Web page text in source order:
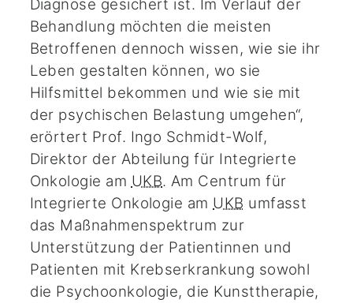
Diagnose gesichert ist. Im Verlauf der
Behandlung möchten die meisten
Betroffenen dennoch wissen, wie sie ihr
Leben gestalten können, wo sie
Hilfsmittel bekommen und wie sie mit
der psychischen Belastung umgehen“,
erörtert Prof. Ingo Schmidt-Wolf,
Direktor der Abteilung für Integrierte
Onkologie am UKB. Am Centrum für
Integrierte Onkologie am UKB umfasst
das Maßnahmenspektrum zur
Unterstützung der Patientinnen und
Patienten mit Krebserkrankung sowohl
die Psychoonkologie, die Kunsttherapie,